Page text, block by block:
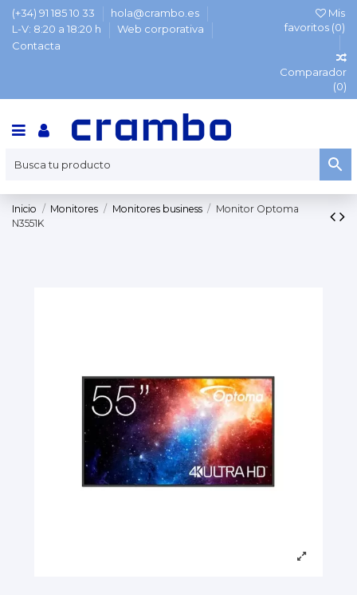
(+34) 91 185 10 33
hola@crambo.es
L-V: 8:20 a 18:20 h
Web corporativa
Contacta
Mis
favoritos (0)
Comparador
(0)
Inicio Monitores Monitores business
Monitor Optoma
N3551K